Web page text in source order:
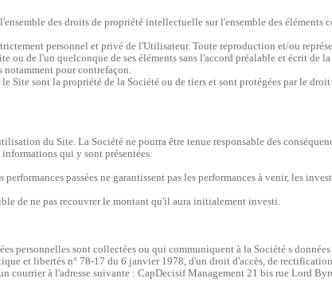
des droits de propriété intellectuelle sur l'ensemble des éléments
personnel et privé de l'Utilisateur. Toute reproduction et/ou
ou de l'un quelconque de ses éléments sans l'accord préalable et écrit de
notamment pour contrefaçon.
le Site sont la propriété de la Société ou de tiers et sont protégées par le
du Site. La Société ne pourra être tenue responsable des
qui y sont présentées.
passées ne garantissent pas les performances à venir, les
de ne pas recouvrer le montant qu'il aura initialement investi.
personnelles sont collectées ou qui communiquent à la Société s
et libertés n° 78-17 du 6 janvier 1978, d'un droit d'accès, de
courrier à l'adresse suivante : CapDecisif Management 21 bis rue Lord